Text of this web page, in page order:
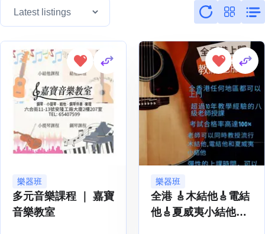
樂器班
多元音樂課程 ｜ 嘉寶
音樂教室
樂器班
全港 🎸木結他🎸電結
他🎸夏威夷小結他